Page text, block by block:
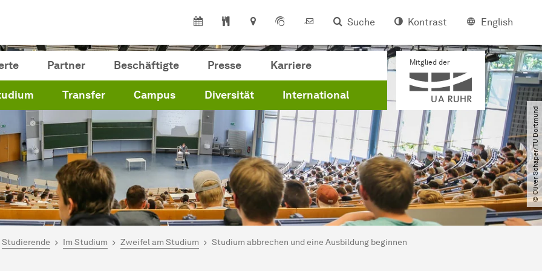
Suche Kontrast English
Partner Beschäftigte Presse Karriere
Transfer Campus Diversität International
Mitglied der
© Oliver Schaper​/​TU Dortmund
hier:
Studierende Im Studium Zweifel am Studium Studium abbrechen und eine Ausbildung beginnen